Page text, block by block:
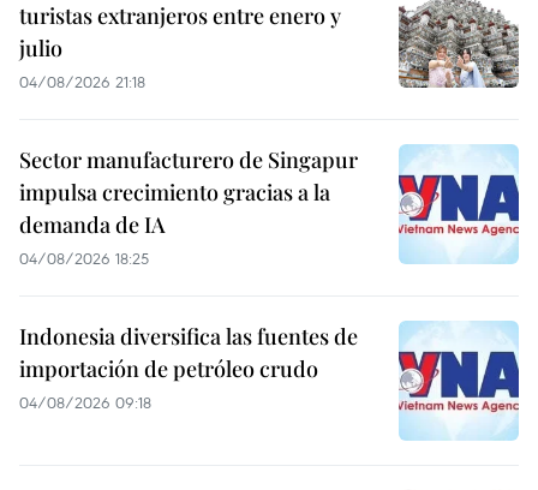
turistas extranjeros entre enero y
julio
04/08/2026 21:18
Sector manufacturero de Singapur
impulsa crecimiento gracias a la
demanda de IA
04/08/2026 18:25
Indonesia diversifica las fuentes de
importación de petróleo crudo
04/08/2026 09:18